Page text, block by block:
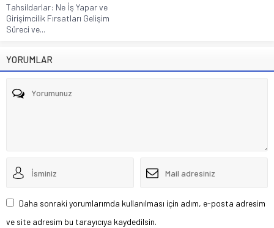
Tahsildarlar: Ne İş Yapar ve
Girişimcilik Fırsatları Gelişim
Süreci ve...
YORUMLAR
Daha sonraki yorumlarımda kullanılması için adım, e-posta adresim
ve site adresim bu tarayıcıya kaydedilsin.